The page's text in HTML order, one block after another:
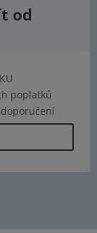
od
poplatků
doporučení